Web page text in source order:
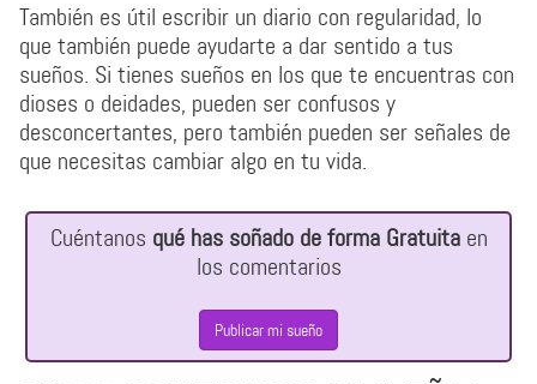
También es útil escribir un diario con regularidad, lo
que también puede ayudarte a dar sentido a tus
sueños. Si tienes sueños en los que te encuentras con
dioses o deidades, pueden ser confusos y
desconcertantes, pero también pueden ser señales de
que necesitas cambiar algo en tu vida.
Cuéntanos qué has soñado de forma Gratuitaen
los comentarios
Publicar mi sueño